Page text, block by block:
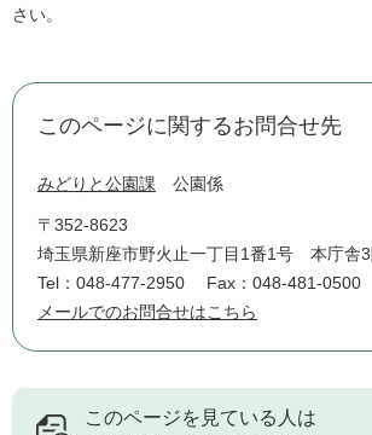
さい。
このページに関するお問合せ先
みどりと公園課 公園係
〒352-8623
埼玉県新座市野火止一丁目1番1号 本庁舎
Tel：048-477-2950
Fax：048-481-0500
メールでのお問合せはこちら
このページを見ている人は